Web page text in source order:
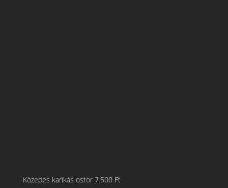
Közepes karikás ostor 7.500 Ft